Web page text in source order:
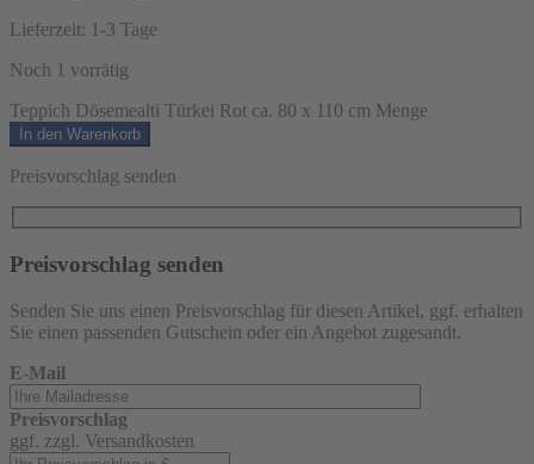
Lieferzeit: 1-3 Tage
Noch 1 vorrätig
Teppich Dösemealti Türkei Rot ca. 80 x 110 cm Menge
In den Warenkorb
Preisvorschlag senden
Preisvorschlag senden
Senden Sie uns einen Preisvorschlag für diesen Artikel, ggf. erhalten
Sie einen passenden Gutschein oder ein Angebot zugesandt.
E-Mail
Preisvorschlag
ggf. zzgl. Versandkosten